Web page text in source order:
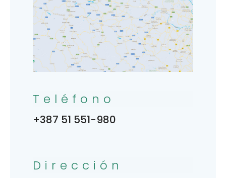
Teléfono
+387 51 551-980
Dirección